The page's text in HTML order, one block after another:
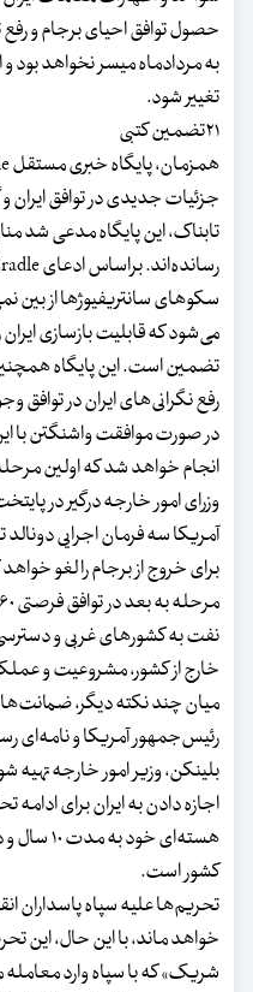
حصول توافق احیای برجام و
به مردادماه میسر نخواهد
تغییر شود.
۲۱تضمین کتبی
تابناک، این پایگاه مدعی شد
سکو‌‌‌های سانتریفیوژ‌‌‌ها از بین
می‌شود که قابلیت بازسازی
رفع نگرانی‌های ایران در توافق
در صورت موافقت واشنگتن با
انجام خواهد شد که اولین
وزرای امور خارجه درگیر در
آمریکا سه فرمان اجرایی
برای خروج از برجام را لغو خواهد
نفت به کشور‌‌‌های غربی و
خارج از کشور، مشروعیت و
میان چند نکته دیگر،
رئیس‌‌‌جمهور آمریکا و نامه‌‌‌ای
بلینکن، وزیر امور خارجه
اجازه دادن به ایران برای ادامه
هسته‌‌‌ای
کشور است.
تحریم‌ها علیه سپاه پاسداران
خواهد ماند، با این حال،
شریک» که با سپاه وارد